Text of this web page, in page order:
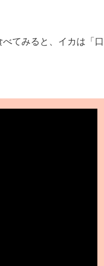
てみると、イカは「口